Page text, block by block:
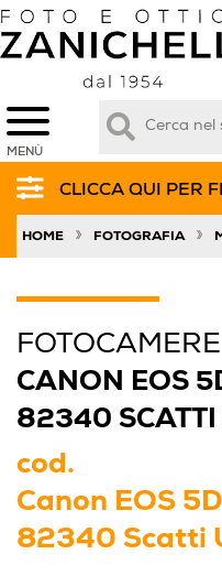
MENÙ
CLICCA QUI PER
HOME » FOTOGRAFIA »
CANON EOS
82340 SCATTI
cod.
Canon EOS
82340 Scatti